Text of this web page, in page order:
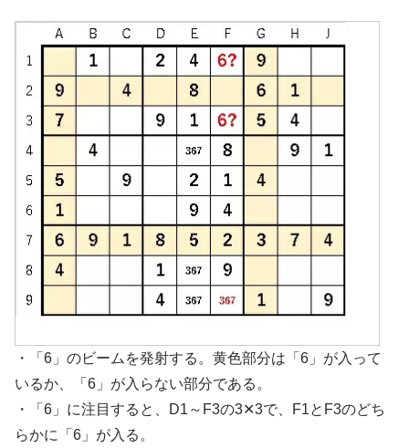
・「6」のビームを発射する。黄色部分は「6」が入って
いるか、「6」が入らない部分である。
・「6」に注目すると、D1～F3の3✕3で、F1とF3のどち
らかに「6」が入る。